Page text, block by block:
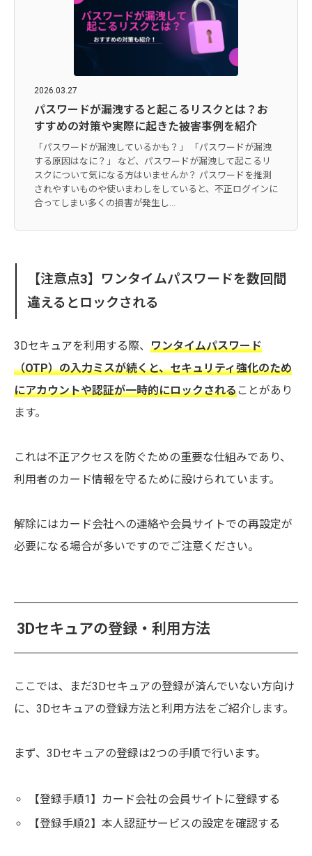
2026.03.27
パスワードが漏洩すると起こるリスクとは？お
すすめの対策や実際に起きた被害事例を紹介
「パスワードが漏洩しているかも？」 「パスワードが漏洩
する原因はなに？」 など、パスワードが漏洩して起こるリ
スクについて気になる方はいませんか？ パスワードを推測
されやすいものや使いまわしをしていると、不正ログインに
合ってしまい多くの損害が発生し...
【注意点3】ワンタイムパスワードを数回間
違えるとロックされる
3Dセキュアを利用する際、 ワンタイムパスワード
（OTP）の入力ミスが続くと、セキュリティ強化のため
にアカウントや認証が一時的にロックされることがあり
ます。
これは不正アクセスを防ぐための重要な仕組みであり、
利用者のカード情報を守るために設けられています。
解除にはカード会社への連絡や会員サイトでの再設定が
必要になる場合が多いですのでご注意ください。
3Dセキュアの登録・利用方法
ここでは、まだ3Dセキュアの登録が済んでいない方向け
に、3Dセキュアの登録方法と利用方法をご紹介します。
まず、3Dセキュアの登録は2つの手順で行います。
【登録手順1】カード会社の会員サイトに登録する
【登録手順2】本人認証サービスの設定を確認する